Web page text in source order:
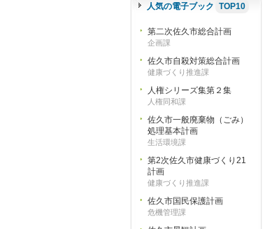
人気の電子ブック TOP10
第二次佐久市総合計画
企画課
佐久市自殺対策総合計画
健康づくり推進課
人権シリーズ集第２集
人権同和課
佐久市一般廃棄物（ごみ）
処理基本計画
生活環境課
第2次佐久市健康づくり21
計画
健康づくり推進課
佐久市国民保護計画
危機管理課